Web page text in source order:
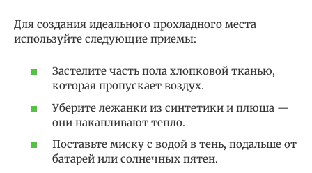
Для создания идеального прохладного места
используйте следующие приемы:
Застелите часть пола хлопковой тканью,
которая пропускает воздух.
Уберите лежанки из синтетики и плюша —
они накапливают тепло.
Поставьте миску с водой в тень, подальше от
батарей или солнечных пятен.